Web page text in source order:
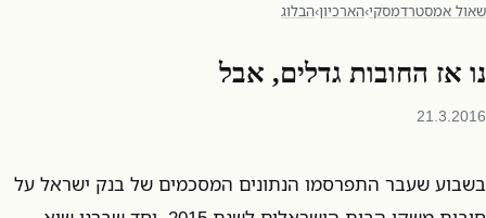
שאול אמסטרדמסקי›הארכיון›הבלוג
נו אז החובות גדלים, אבל
21.3.2016
בשבוע שעבר התפרסמו הנתונים המסכמים של בנק ישראל על